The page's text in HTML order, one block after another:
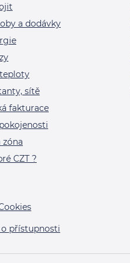
a dodávky
sítě
fakturace
zóna
CZT ?
přístupnosti